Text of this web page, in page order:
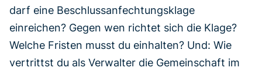
darf eine Beschlussanfechtungsklage
einreichen? Gegen wen richtet sich die Klage?
Welche Fristen musst du einhalten? Und: Wie
vertrittst du als Verwalter die Gemeinschaft im